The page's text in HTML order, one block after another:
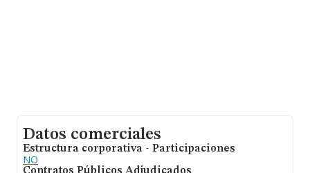
Datos comerciales
Estructura corporativa - Participaciones
NO